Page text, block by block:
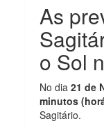
As
o Sol
No dia21 de
minutos
Sagitário.